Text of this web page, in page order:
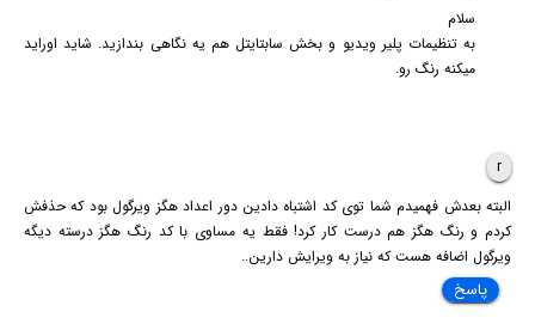
سلام
به تنظیمات پلیر ویدیو و بخش سابتایتل هم یه نگاهی بندازید. شاید اوراید
میکنه رنگ رو.
r
البته بعدش فهمیدم شما توی کد اشتباه دادین دور اعداد هگز ویرگول بود که حذفش
کردم و رنگ هگز هم درست کار کرد! فقط یه مساوی با کد رنگ هگز درسته دیگه
ویرگول اضافه هست که نیاز به ویرایش دارین..
پاسخ